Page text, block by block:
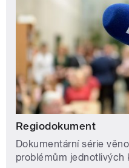
Regiodokument
Dokumentární série
problémům jednotlivých